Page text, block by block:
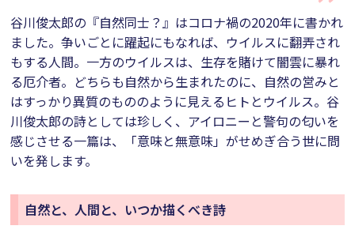
谷川俊太郎の『自然同士？』はコロナ禍の2020年に書かれ
ました。争いごとに躍起にもなれば、ウイルスに翻弄され
もする人間。一方のウイルスは、生存を賭けて闇雲に暴れ
る厄介者。どちらも自然から生まれたのに、自然の営みと
はすっかり異質のもののように見えるヒトとウイルス。谷
川俊太郎の詩としては珍しく、アイロニーと警句の匂いを
感じさせる一篇は、「意味と無意味」がせめぎ合う世に問
いを発します。
自然と、人間と、いつか描くべき詩